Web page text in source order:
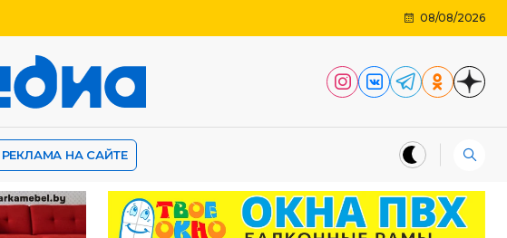
08/08/2026
РЕКЛАМА НА САЙТЕ